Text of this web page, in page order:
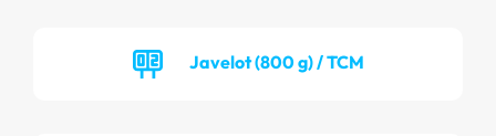
Javelot (800 g) / TCM